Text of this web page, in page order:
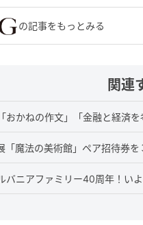
の記事をもっとみる
関連
おかねの作文」「金融と経済
「魔法の美術館」ペア招待券を
バニアファミリー40周年！い